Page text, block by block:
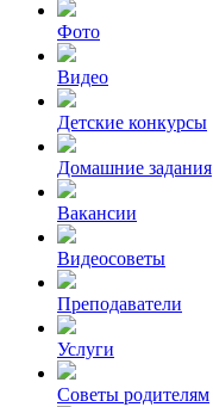
Фото
Видео
Детские конкурсы
Домашние задания
Вакансии
Видеосоветы
Преподаватели
Услуги
Советы родителям